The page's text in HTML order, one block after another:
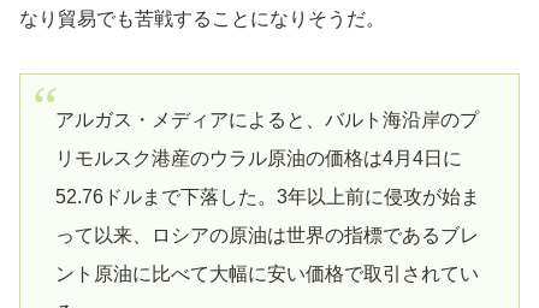
なり貿易でも苦戦することになりそうだ。
アルガス・メディアによると、バルト海沿岸のプ
リモルスク港産のウラル原油の価格は4月4日に
52.76ドルまで下落した。3年以上前に侵攻が始ま
って以来、ロシアの原油は世界の指標であるブレ
ント原油に比べて大幅に安い価格で取引されてい